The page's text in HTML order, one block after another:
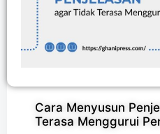
Cara Menyusun
Terasa Menggurui